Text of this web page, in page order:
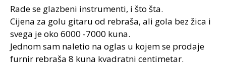
Rade se glazbeni instrumenti, i što šta.
Cijena za golu gitaru od rebraša, ali gola bez žica i
svega je oko 6000 -7000 kuna.
Jednom sam naletio na oglas u kojem se prodaje
furnir rebraša 8 kuna kvadratni centimetar.